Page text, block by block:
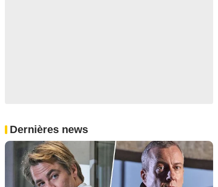
Dernières news